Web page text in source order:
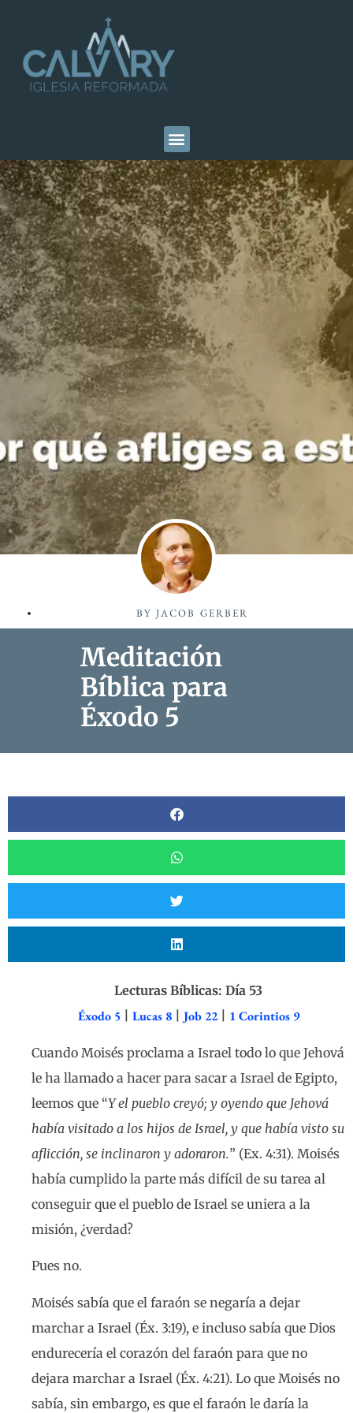
BY JACOB GERBER
Meditación
Bíblica para
Éxodo 5
Lecturas Bíblicas: Día 53
Éxodo 5| Lucas 8| Job 22| 1 Corintios 9
Cuando Moisés proclama a Israel todo lo que Jehová
le ha llamado a hacer para sacar a Israel de Egipto,
leemos que “Y el pueblo creyó; y oyendo que Jehová
había visitado a los hijos de Israel, y que había visto su
aflicción, se inclinaron y adoraron.” (Ex. 4:31). Moisés
había cumplido la parte más difícil de su tarea al
conseguir que el pueblo de Israel se uniera a la
misión, ¿verdad?
Pues no.
Moisés sabía que el faraón se negaría a dejar
marchar a Israel (Éx. 3:19), e incluso sabía que Dios
endurecería el corazón del faraón para que no
dejara marchar a Israel (Éx. 4:21). Lo que Moisés no
sabía, sin embargo, es que el faraón le daría la